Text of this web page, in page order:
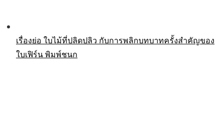
เรื่องย่อ ใบไม้ที่ปลิดปลิว กับการพลิกบทบาทครั้งสำคัญของ
ใบเฟิร์น พิมพ์ชนก